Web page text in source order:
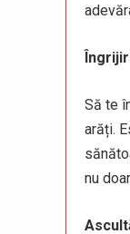
Să te
arăți.
nu